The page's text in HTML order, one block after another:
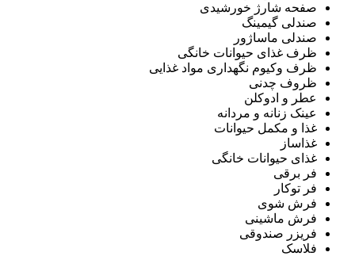
صفحه شارژ خورشیدی
صندلی گیمینگ
صندلی ماساژور
ظرف غذای حیوانات خانگی
ظرف وکیوم نگهداری مواد غذایی
ظروف چدنی
عطر و ادوکلن
عینک زنانه و مردانه
غذا و مکمل حیوانات
غذاساز
غذای حیوانات خانگی
فر برقی
فر توکار
فرش شوی
فرش ماشینی
فریزر صندوقی
فلاسک